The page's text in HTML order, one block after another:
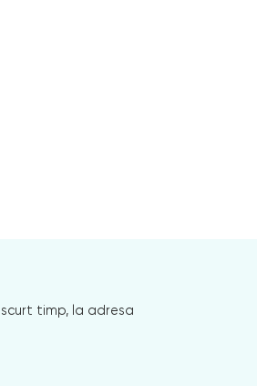
timp, la adresa